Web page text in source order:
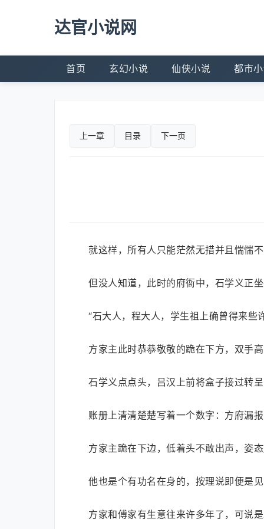
达官小说网
首页 玄幻小说 仙侠小说 都市
上一章 目录 下一页
就这样，所有人只能茫然无措并且惴惴
但没人知道，此时的府衙中，石学义正
“石大人，程大人，学生祖上确曾得来些
方家主此时恭恭敬敬的跪在下方，双手
石学义点点头，吕汉上前将盒子接过转
账册上清清楚楚写着一个数字：方府漏
方家主跪在下边，低着头不敢出声，姿
他也是个有功名在身的，按理说即便是
方家和傅家有生意往来许多年了，可说